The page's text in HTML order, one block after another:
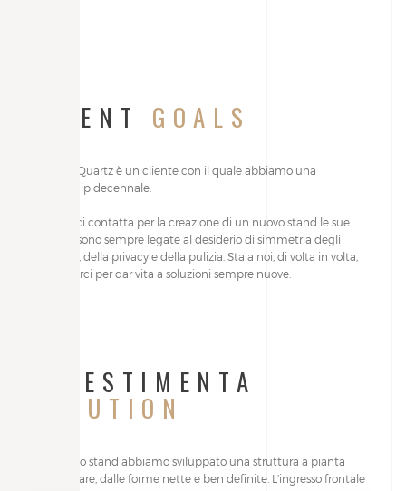
CLIENT GOALS
Quantra Quartz è un cliente con il quale abbiamo una
partnership decennale.
Quando ci contatta per la creazione di un nuovo stand le sue
richieste sono sempre legate al desiderio di simmetria degli
ambienti, della privacy e della pulizia. Sta a noi, di volta in volta,
reinventarci per dar vita a soluzioni sempre nuove.
ALLESTIMENTA
SOLUTION
Per questo stand abbiamo sviluppato una struttura a pianta
rettangolare, dalle forme nette e ben definite. L’ingresso frontale